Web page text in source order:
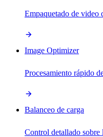
Empaquetado de video
Image Optimizer
Procesamiento rápido
Balanceo de carga
Control detallado sobre